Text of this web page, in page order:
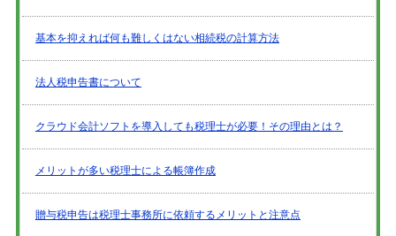
基本を抑えれば何も難しくはない相続税の計算方法
法人税申告書について
クラウド会計ソフトを導入しても税理士が必要！その理由とは？
メリットが多い税理士による帳簿作成
贈与税申告は税理士事務所に依頼するメリットと注意点